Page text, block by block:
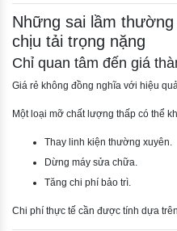
Những sai lầm
chịu tải trọng nặng
Chỉ quan tâm đến giá
Giá rẻ không đồng nghĩa với hiệu
Một loại mỡ chất lượng thấp có thể
Thay linh kiện thường xuyên.
Dừng máy sửa chữa.
Tăng chi phí bảo trì.
Chi phí thực tế cần được tính dựa